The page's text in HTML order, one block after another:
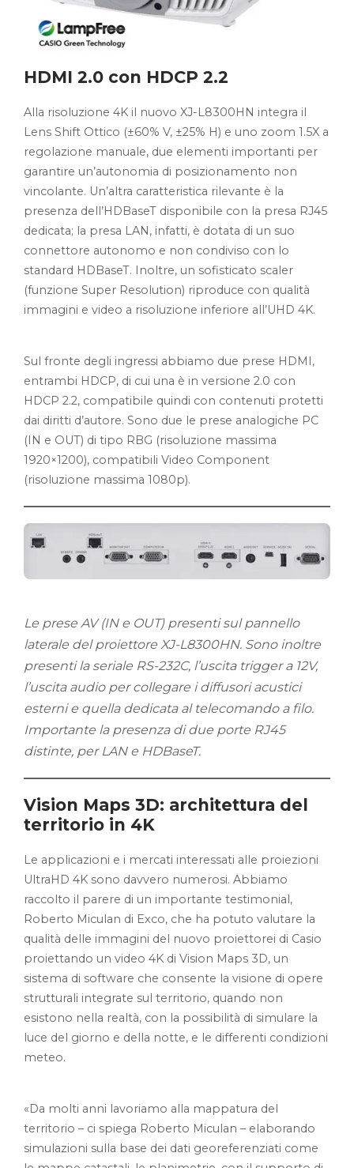
HDMI 2.0 con HDCP 2.2
Alla risoluzione 4K il nuovo XJ-L8300HN integra il
Lens Shift Ottico (±60% V, ±25% H) e uno zoom 1.5X a
regolazione manuale, due elementi importanti per
garantire un’autonomia di posizionamento non
vincolante. Un’altra caratteristica rilevante è la
presenza dell’HDBaseT disponibile con la presa RJ45
dedicata; la presa LAN, infatti, è dotata di un suo
connettore autonomo e non condiviso con lo
standard HDBaseT. Inoltre, un sofisticato scaler
(funzione Super Resolution) riproduce con qualità
immagini e video a risoluzione inferiore all’UHD 4K.
Sul fronte degli ingressi abbiamo due prese HDMI,
entrambi HDCP, di cui una è in versione 2.0 con
HDCP 2.2, compatibile quindi con contenuti protetti
dai diritti d’autore. Sono due le prese analogiche PC
(IN e OUT) di tipo RBG (risoluzione massima
1920×1200), compatibili Video Component
(risoluzione massima 1080p).
Le prese AV (IN e OUT) presenti sul pannello
laterale del proiettore XJ-L8300HN. Sono inoltre
presenti la seriale RS-232C, l’uscita trigger a 12V,
l’uscita audio per collegare i diffusori acustici
esterni e quella dedicata al telecomando a filo.
Importante la presenza di due porte RJ45
distinte, per LAN e HDBaseT.
Vision Maps 3D: architettura del
territorio in 4K
Le applicazioni e i mercati interessati alle proiezioni
UltraHD 4K sono davvero numerosi. Abbiamo
raccolto il parere di un importante testimonial,
Roberto Miculan di Exco, che ha potuto valutare la
qualità delle immagini del nuovo proiettorei di Casio
proiettando un video 4K di Vision Maps 3D, un
sistema di software che consente la visione di opere
strutturali integrate sul territorio, quando non
esistono nella realtà, con la possibilità di simulare la
luce del giorno e della notte, e le differenti condizioni
meteo.
«Da molti anni lavoriamo alla mappatura del
territorio – ci spiega Roberto Miculan – elaborando
simulazioni sulla base dei dati georeferenziati come